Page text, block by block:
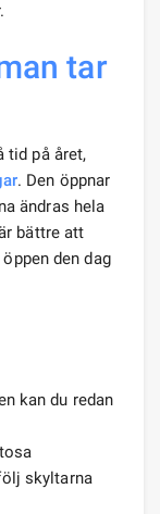
tar
tid på året,
. Den öppnar
ändras hela
bättre att
den dag
kan du redan
skyltarna